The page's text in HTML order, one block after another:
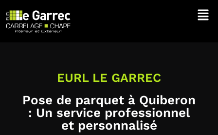
EURL LE GARREC
Pose de parquet à Quiberon
: Un service professionnel
et personnalisé